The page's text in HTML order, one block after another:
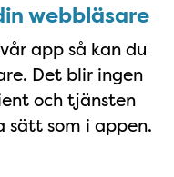
webbläsare
webbläsare
app så kan du
Det blir ingen
och tjänsten
sätt som i appen.